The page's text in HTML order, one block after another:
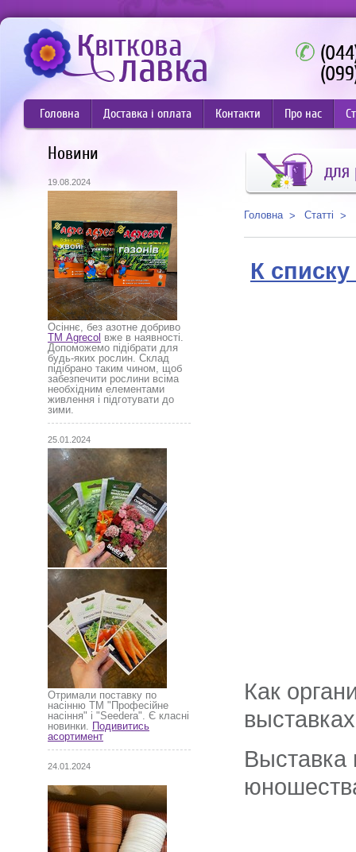
Головна Доставка і оплата Контакти Про нас
Новини
19.08.2024
Осіннє, без азотне добриво
ТМ Agrecol вже в наявності.
Допоможемо підібрати для
будь-яких рослин. Склад
підібрано таким чином, щоб
забезпечити рослини всіма
необхідним елементами
живлення і підготувати до
зими.
25.01.2024
Отримали поставку по
насінню ТМ "Професійне
насіння" і "Seedera". Є класні
новинки. Подивитись
асортимент
24.01.2024
для
Головна Статті
К списку
Как
Выставка